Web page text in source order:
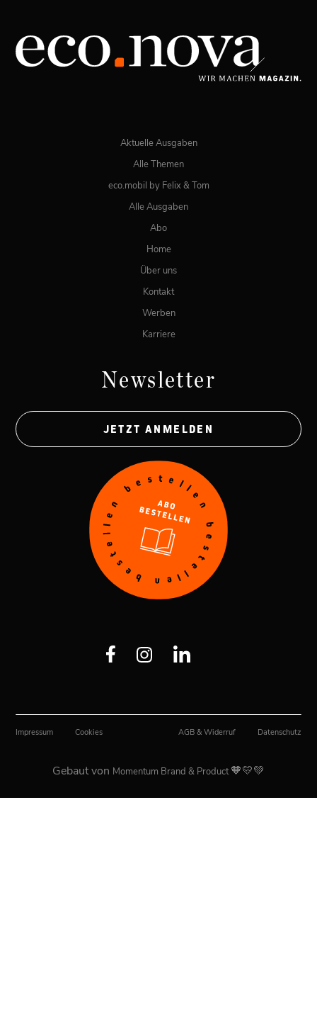
Aktuelle Ausgaben
Alle Themen
eco.mobil by Felix & Tom
Alle Ausgaben
Abo
Home
Über uns
Kontakt
Werben
Karriere
Impressum Cookies AGB & Widerruf Datenschutz
Newsletter
JETZT ANMELDEN
Gebaut von Momentum Brand & Product 🧡💛💚